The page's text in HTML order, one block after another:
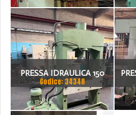
200
PRESSA IDRAULICA 150
TON
Codice: 34348
TON